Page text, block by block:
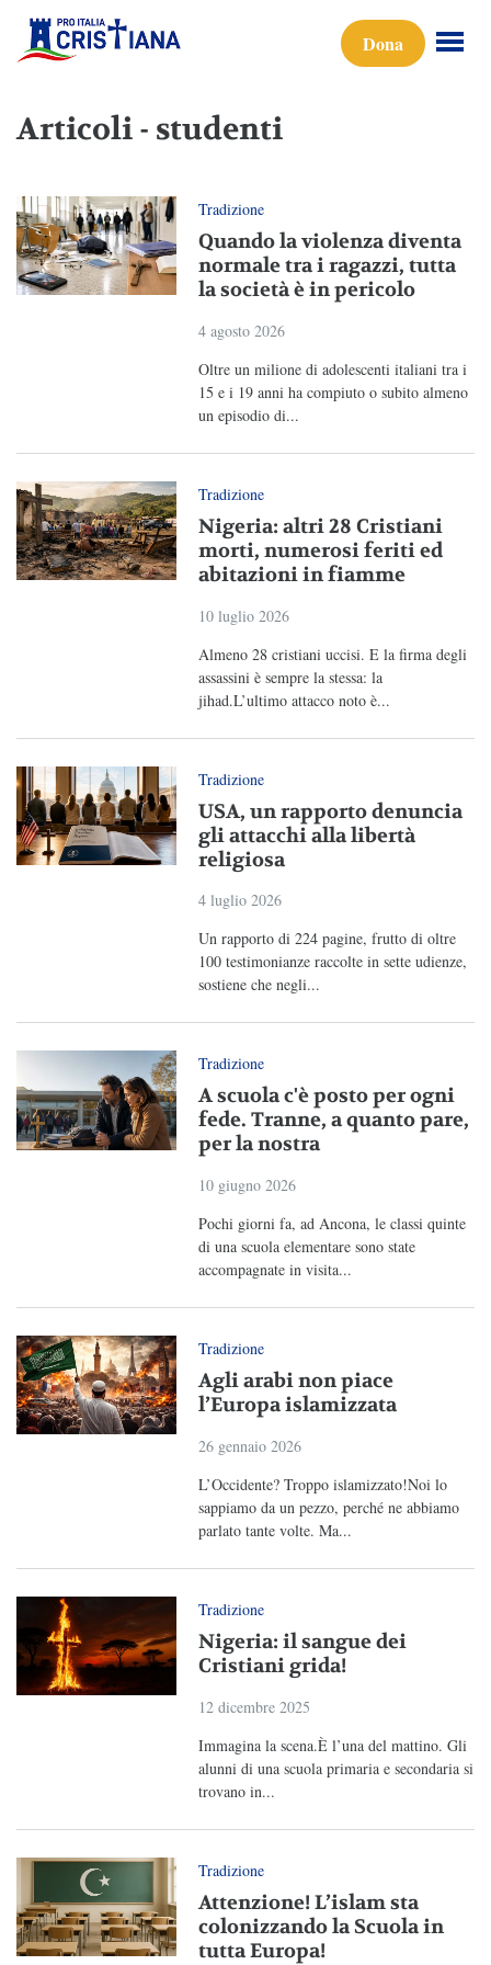
Dona
Articoli - studenti
Tradizione
Quando la violenza diventa
normale tra i ragazzi, tutta
la società è in pericolo
4 agosto 2026
Oltre un milione di adolescenti italiani tra i
15 e i 19 anni ha compiuto o subito almeno
un episodio di...
Tradizione
Nigeria: altri 28 Cristiani
morti, numerosi feriti ed
abitazioni in fiamme
10 luglio 2026
Almeno 28 cristiani uccisi. E la firma degli
assassini è sempre la stessa: la
jihad.L’ultimo attacco noto è...
Tradizione
USA, un rapporto denuncia
gli attacchi alla libertà
religiosa
4 luglio 2026
Un rapporto di 224 pagine, frutto di oltre
100 testimonianze raccolte in sette udienze,
sostiene che negli...
Tradizione
A scuola c'è posto per ogni
fede. Tranne, a quanto pare,
per la nostra
10 giugno 2026
Pochi giorni fa, ad Ancona, le classi quinte
di una scuola elementare sono state
accompagnate in visita...
Tradizione
Agli arabi non piace
l’Europa islamizzata
26 gennaio 2026
L’Occidente? Troppo islamizzato!Noi lo
sappiamo da un pezzo, perché ne abbiamo
parlato tante volte. Ma...
Tradizione
Nigeria: il sangue dei
Cristiani grida!
12 dicembre 2025
Immagina la scena.È l’una del mattino. Gli
alunni di una scuola primaria e secondaria si
trovano in...
Tradizione
Attenzione! L’islam sta
colonizzando la Scuola in
tutta Europa!